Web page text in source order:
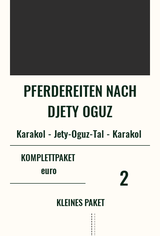
PFERDEREITEN NACH
DJETY OGUZ
Karakol - Jety-Oguz-Tal - Karakol
KOMPLETTPAKET
euro 2
KLEINES PAKET